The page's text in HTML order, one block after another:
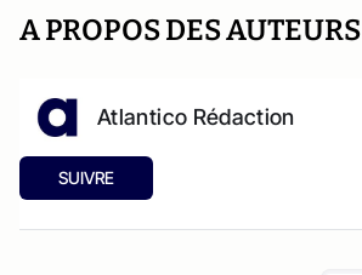
A PROPOS DES AUTEURS
Atlantico Rédaction
SUIVRE